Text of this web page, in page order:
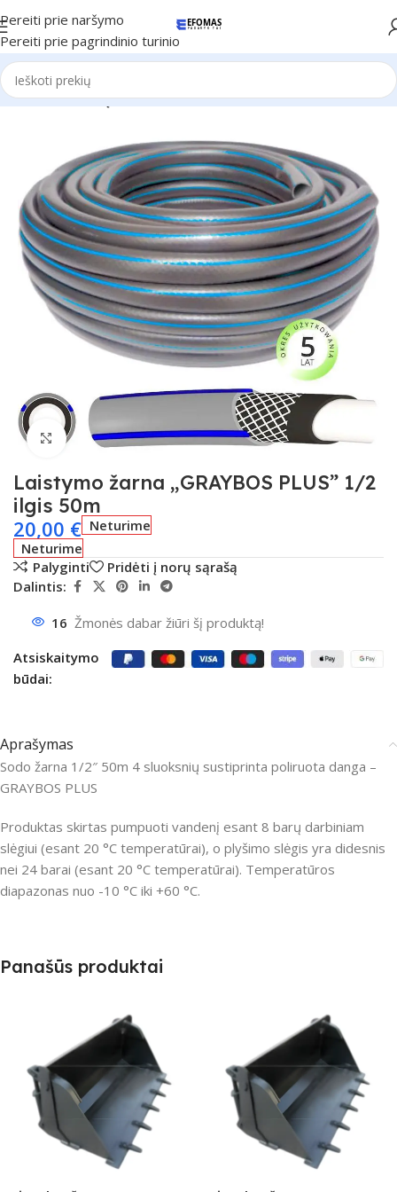
Pereiti prie naršymo
Pereiti prie pagrindinio turinio
Pradžia Lauko įrankiai
Spustelėkite, kad padidintumėte
Laistymo žarna „GRAYBOS PLUS” 1/2
ilgis 50m
20,00 € Neturime
Neturime
Palyginti
Pridėti į norų sąrašą
Dalintis:
16 Žmonės dabar žiūri šį produktą!
Atsiskaitymo
būdai:
Aprašymas
Sodo žarna 1/2″ 50m 4 sluoksnių sustiprinta poliruota danga –
GRAYBOS PLUS
Produktas skirtas pumpuoti vandenį esant 8 barų darbiniam
slėgiui (esant 20 °C temperatūrai), o plyšimo slėgis yra didesnis
nei 24 barai (esant 20 °C temperatūrai). Temperatūros
diapazonas nuo -10 °C iki +60 °C.
Panašūs produktai